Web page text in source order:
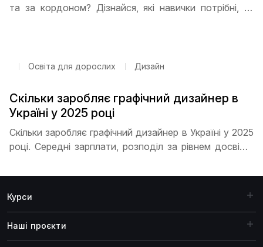
та за кордоном? Дізнайся, які навички потрібні, як
стартувати кар’єру.
Освіта для дорослих Дизайн
Скільки заробляє графічний дизайнер в
Україні у 2025 році
Скільки заробляє графічний дизайнер в Україні у 2025
році. Середні зарплати, розподіл за рівнем досвіду,
росту та особливості роботи на фрілансі для
Курси
Наші проєкти